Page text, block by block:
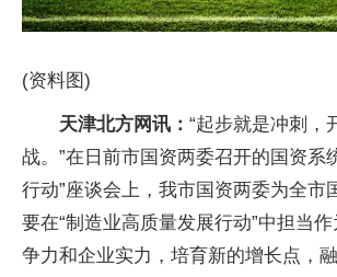
(资料图)
天津北方网讯： “起步就是冲刺，
战。”在日前市国资两委召开的国资系
行动”座谈会上，我市国资两委为全市
要在“制造业高质量发展行动”中担当
争力和企业实力，培育新的增长点，